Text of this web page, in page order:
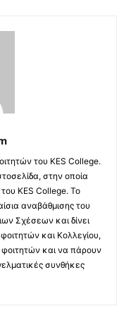
του KES College.
στην οποία
KES College. Το
αναβάθμισης του
Σχέσεων και δίνει
και Κολλεγίου,
φοιτητών και να πάρουν
συνθήκες